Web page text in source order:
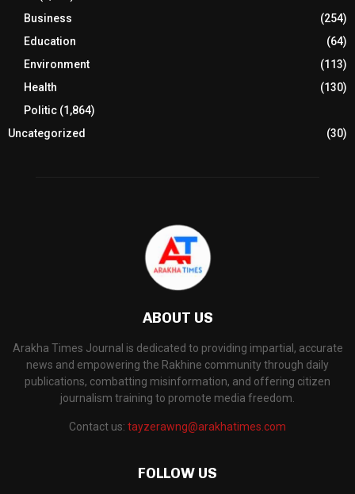
Business
(254)
Education
(64)
Environment
(113)
Health
(130)
Politic (1,864)
Uncategorized
(30)
ABOUT US
Arakha Times Journal is dedicated to providing impartial, accurate
news and empowering the Rakhine community through daily
publications, combatting misinformation, and offering citizen
journalism training to promote media freedom.
Contact us: tayzerawng@arakhatimes.com
FOLLOW US